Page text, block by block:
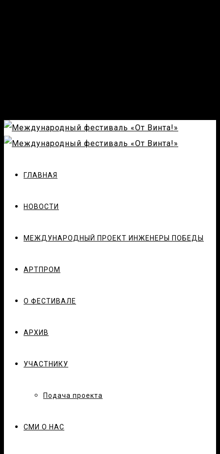
ГЛАВНАЯ
НОВОСТИ
МЕЖДУНАРОДНЫЙ ПРОЕКТ ИНЖЕНЕРЫ ПОБЕДЫ
АРТПРОМ
О ФЕСТИВАЛЕ
АРХИВ
УЧАСТНИКУ
Подача проекта
СМИ О НАС